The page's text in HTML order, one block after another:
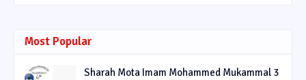
Most Popular
Sharah Mota Imam Mohammed Mukammal 3